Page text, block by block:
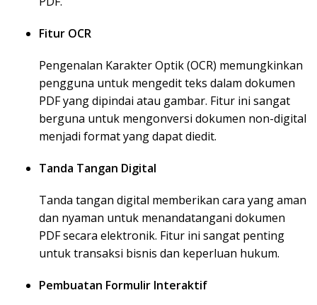
Fitur OCR
Pengenalan Karakter Optik (OCR) memungkinkan
pengguna untuk mengedit teks dalam dokumen
PDF yang dipindai atau gambar. Fitur ini sangat
berguna untuk mengonversi dokumen non-digital
menjadi format yang dapat diedit.
Tanda Tangan Digital
Tanda tangan digital memberikan cara yang aman
dan nyaman untuk menandatangani dokumen
PDF secara elektronik. Fitur ini sangat penting
untuk transaksi bisnis dan keperluan hukum.
Pembuatan Formulir Interaktif